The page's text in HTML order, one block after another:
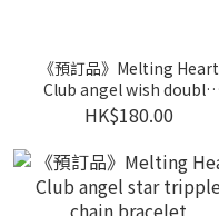
《預訂品》Melting Heart
Club angel wish double
chain necklace (one size)
HK$180.00